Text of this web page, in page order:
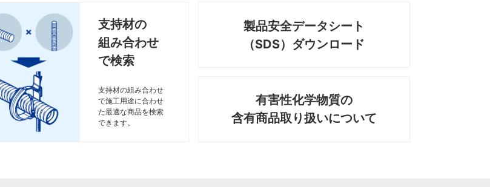
支持材の
組み合わせ
で検索
支持材の組み合わせ
で施工用途に合わせ
た最適な商品を検索
できます。
製品安全データシート
（SDS）ダウンロード
有害性化学物質の
含有商品取り扱いについて